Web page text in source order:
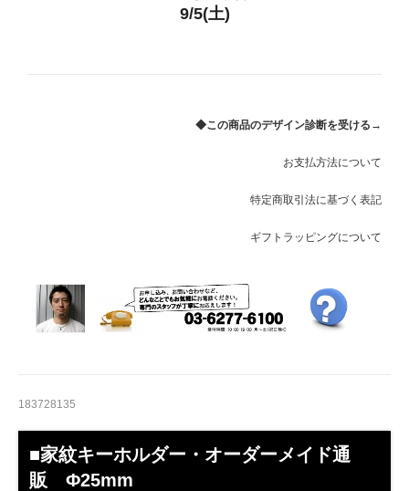
9/5(土)
◆この商品のデザイン診断を受ける→
お支払方法について
特定商取引法に基づく表記
ギフトラッピングについて
183728135
■家紋キーホルダー・オーダーメイド通
販 Φ25mm